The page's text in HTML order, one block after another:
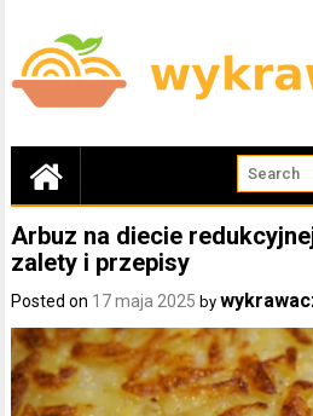
content
Arbuz na diecie
zalety i przepisy
Posted on 17 maja 2025 by